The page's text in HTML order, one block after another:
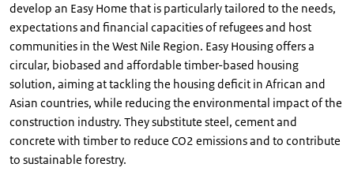
develop an Easy Home that is particularly tailored to the needs,
expectations and financial capacities of refugees and host
communities in the West Nile Region. Easy Housing offers a
circular, biobased and affordable timber-based housing
solution, aiming at tackling the housing deficit in African and
Asian countries, while reducing the environmental impact of the
construction industry. They substitute steel, cement and
concrete with timber to reduce CO2 emissions and to contribute
to sustainable forestry.